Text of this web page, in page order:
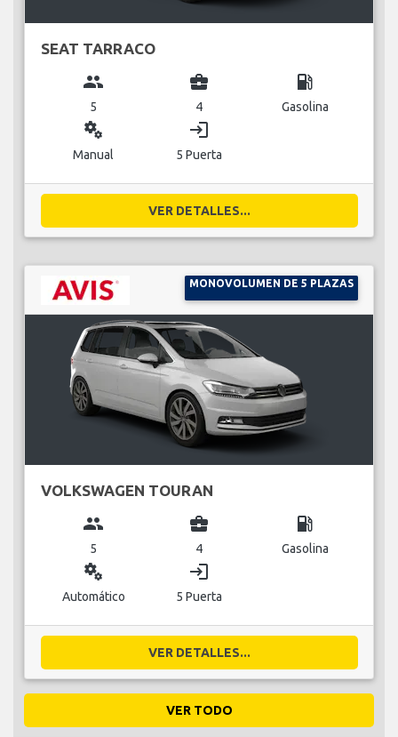
SEAT TARRACO
group
5
business_center
4
local_gas_station
Gasolina
miscellaneous_services
Manual
login
5 Puerta
VER DETALLES...
MONOVOLUMEN DE 5 PLAZAS
VOLKSWAGEN TOURAN
group
5
business_center
4
local_gas_station
Gasolina
miscellaneous_services
Automático
login
5 Puerta
VER DETALLES...
VER TODO